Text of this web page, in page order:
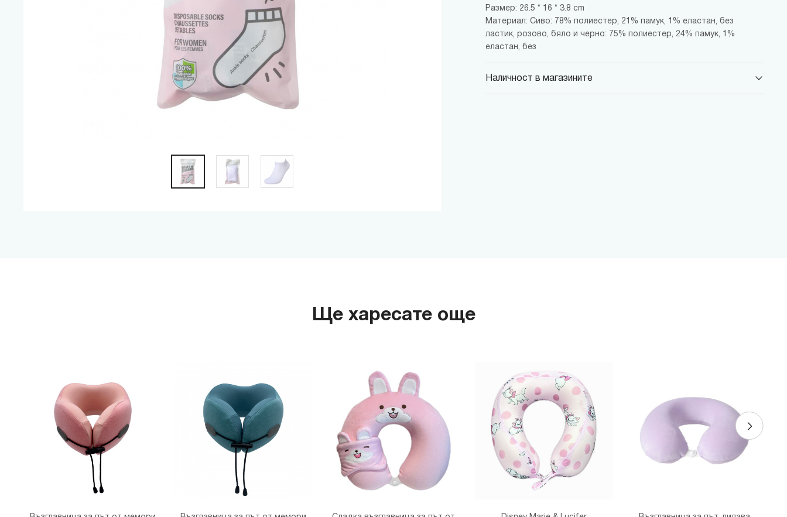
Размер: 26.5 * 16 * 3.8 cm
Материал: Сиво: 78% полиестер, 21% памук, 1% еластан, без
ластик, розово, бяло и черно: 75% полиестер, 24% памук, 1%
еластан, без
Наличност в магазините
Ще харесате още